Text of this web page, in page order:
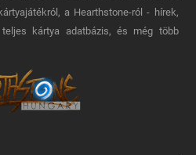
a Hearthstone-ról - hírek,
kártya adatbázis, és még több